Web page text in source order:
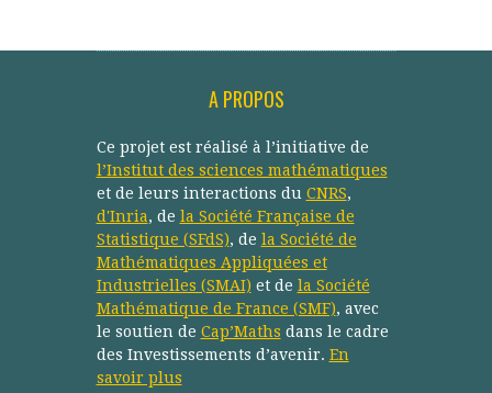
A PROPOS
Ce projet est réalisé à l’initiative de
l’Institut des sciences mathématiques
et de leurs interactions du CNRS,
d'Inria, de la Société Française de
Statistique (SFdS), de la Société de
Mathématiques Appliquées et
Industrielles (SMAI) et de la Société
Mathématique de France (SMF), avec
le soutien de Cap’Maths dans le cadre
des Investissements d’avenir. En
savoir plus